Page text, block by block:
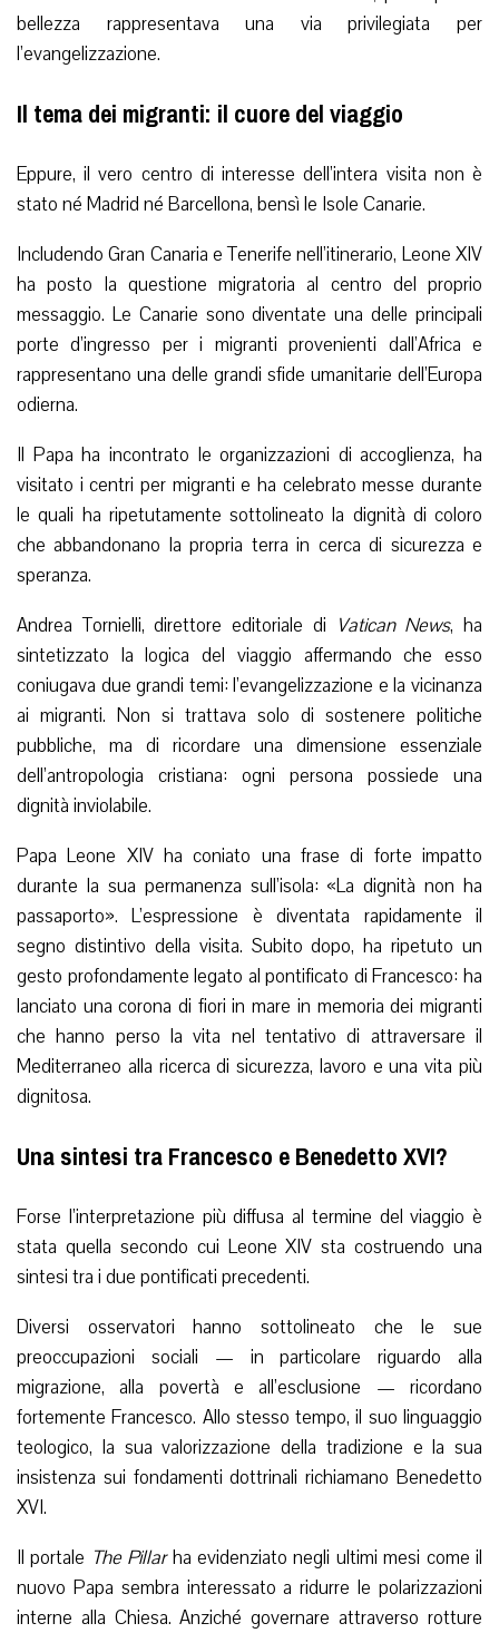
bellezza rappresentava una via privilegiata per
l’evangelizzazione.
Il tema dei migranti: il cuore del viaggio
Eppure, il vero centro di interesse dell’intera visita non è
stato né Madrid né Barcellona, bensì le Isole Canarie.
Includendo Gran Canaria e Tenerife nell’itinerario, Leone XIV
ha posto la questione migratoria al centro del proprio
messaggio. Le Canarie sono diventate una delle principali
porte d’ingresso per i migranti provenienti dall’Africa e
rappresentano una delle grandi sfide umanitarie dell’Europa
odierna.
Il Papa ha incontrato le organizzazioni di accoglienza, ha
visitato i centri per migranti e ha celebrato messe durante
le quali ha ripetutamente sottolineato la dignità di coloro
che abbandonano la propria terra in cerca di sicurezza e
speranza.
Andrea Tornielli, direttore editoriale di Vatican News, ha
sintetizzato la logica del viaggio affermando che esso
coniugava due grandi temi: l’evangelizzazione e la vicinanza
ai migranti. Non si trattava solo di sostenere politiche
pubbliche, ma di ricordare una dimensione essenziale
dell’antropologia cristiana: ogni persona possiede una
dignità inviolabile.
Papa Leone XIV ha coniato una frase di forte impatto
durante la sua permanenza sull’isola: «La dignità non ha
passaporto». L’espressione è diventata rapidamente il
segno distintivo della visita. Subito dopo, ha ripetuto un
gesto profondamente legato al pontificato di Francesco: ha
lanciato una corona di fiori in mare in memoria dei migranti
che hanno perso la vita nel tentativo di attraversare il
Mediterraneo alla ricerca di sicurezza, lavoro e una vita più
dignitosa.
Una sintesi tra Francesco e Benedetto XVI?
Forse l’interpretazione più diffusa al termine del viaggio è
stata quella secondo cui Leone XIV sta costruendo una
sintesi tra i due pontificati precedenti.
Diversi osservatori hanno sottolineato che le sue
preoccupazioni sociali — in particolare riguardo alla
migrazione, alla povertà e all’esclusione — ricordano
fortemente Francesco. Allo stesso tempo, il suo linguaggio
teologico, la sua valorizzazione della tradizione e la sua
insistenza sui fondamenti dottrinali richiamano Benedetto
XVI.
Il portale The Pillarha evidenziato negli ultimi mesi come il
nuovo Papa sembra interessato a ridurre le polarizzazioni
interne alla Chiesa. Anziché governare attraverso rotture